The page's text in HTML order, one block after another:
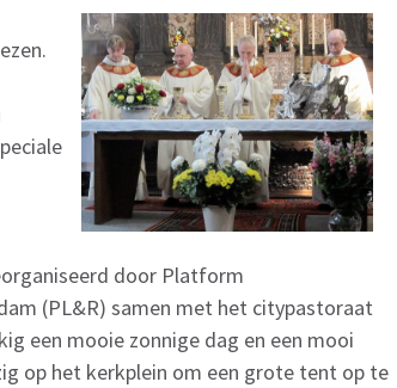
door Platform
(PL&R) samen met het citypastoraat
een mooie zonnige dag en een mooi
op het kerkplein om een grote tent op te